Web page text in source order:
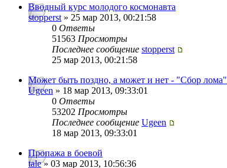
Вводный курс молодого космонавта
stopperst » 25 мар 2013, 00:21:58
0 Ответы
51563 Просмотры
Последнее сообщение stopperst
25 мар 2013, 00:21:58
Может быть поздно, а может и нет - "Сбор лома"
Ugeen » 18 мар 2013, 09:33:01
0 Ответы
53202 Просмотры
Последнее сообщение Ugeen
18 мар 2013, 09:33:01
Пропажа в боевой
tale» 03 мар 2013, 10:56:36